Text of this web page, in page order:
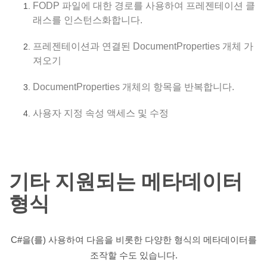
FODP 파일에 대한 경로를 사용하여 프레젠테이션 클
래스를 인스턴스화합니다.
프레젠테이션과 연결된 DocumentProperties 개체 가
져오기
DocumentProperties 개체의 항목을 반복합니다.
사용자 지정 속성 액세스 및 수정
기타 지원되는 메타데이터
형식
C#을(를) 사용하여 다음을 비롯한 다양한 형식의 메타데이터를
조작할 수도 있습니다.